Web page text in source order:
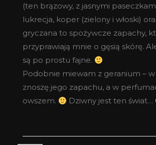
(ten brązowy, z jasnymi
lukrecja, koper (zielony i włoski)
gryczana to spożywcze zapachy,
przyprawiają mnie o gęsią skórę.
są po prostu fajne.
Podobnie miewam z geranium –
znoszę jego zapachu, a w
owszem.
Dziwny jest ten świat…